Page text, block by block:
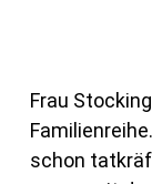
Frau
schon